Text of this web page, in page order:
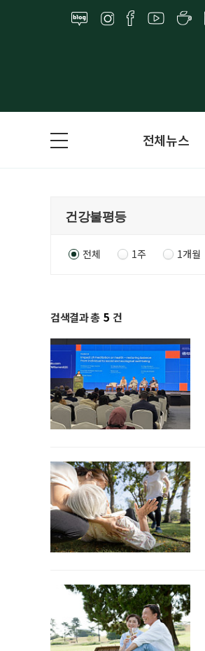
전체뉴스
전체 1주 1개월
검색결과 총 5 건